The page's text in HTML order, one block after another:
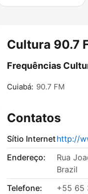
Cultura 90.7
Frequências
Cuiabá: 90.7 FM
Contatos
Sítio Internethttp://
Endereço:
Rua
Brazil
Telefone:
+55 65